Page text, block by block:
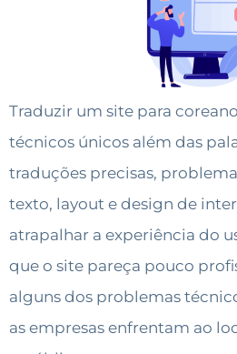
Traduzir um site para
técnicos únicos além das
traduções precisas,
texto, layout e design de
atrapalhar a experiência do
que o site pareça pouco
alguns dos problemas
as empresas enfrentam ao